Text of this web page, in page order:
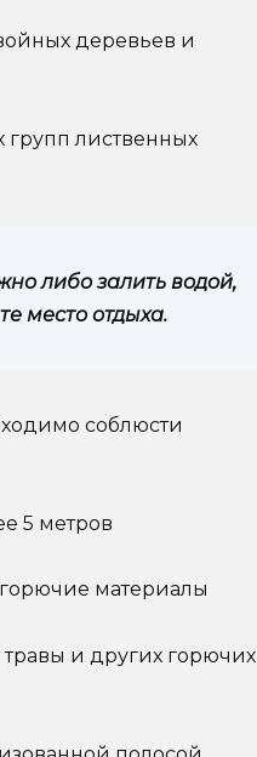
деревьев и
групп лиственных
либо залить водой,
место отдыха.
соблюсти
5 метров
материалы
травы и других горючих